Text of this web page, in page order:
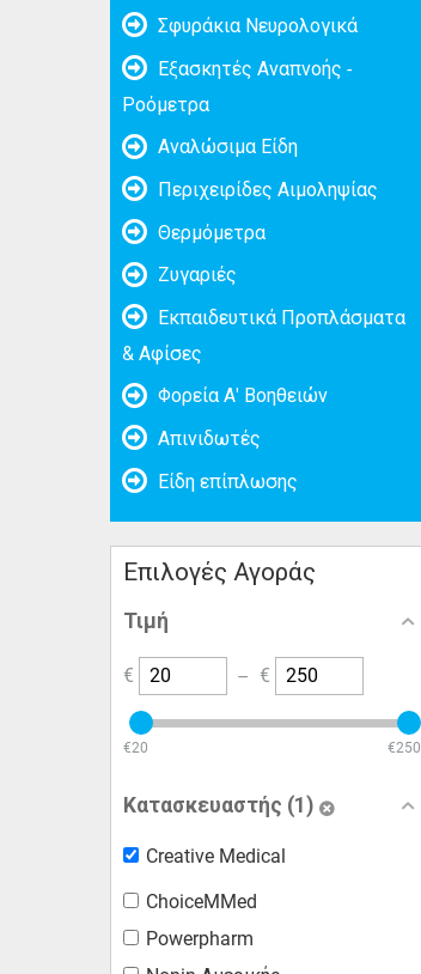
Σφυράκια Νευρολογικά
Εξασκητές Αναπνοής -
Ροόμετρα
Αναλώσιμα Είδη
Περιχειρίδες Αιμοληψίας
Θερμόμετρα
Ζυγαριές
Εκπαιδευτικά Προπλάσματα
& Αφίσες
Φορεία Α' Βοηθειών
Απινιδωτές
Είδη επίπλωσης
Επιλογές Αγοράς
Τιμή
€ – €
‎€20 ‎€250
Κατασκευαστής (1)
Creative Medical
ChoiceMMed
Powerpharm